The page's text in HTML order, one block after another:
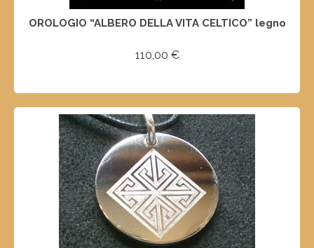
OROLOGIO “ALBERO DELLA VITA CELTICO” legno
110,00 €